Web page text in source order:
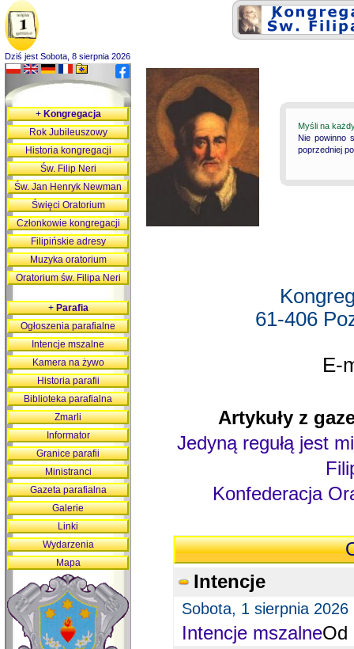
Dziś jest Sobota, 8 sierpnia 2026
Myśli na
Nie powinno
poprzedniej
61-406
E-
Artykuły z
Jedyną regułą jest
Konfederacja
Intencje
Sobota, 1 sierpnia 2026
Intencje mszalneOd
+Kongregacja
Rok Jubileuszowy
Historia kongregacji
Św. Filip Neri
Św. Jan Henryk Newman
Święci Oratorium
Członkowie kongregacji
Filipińskie adresy
Muzyka oratorium
Oratorium św. Filipa Neri
+Parafia
Ogłoszenia parafialne
Intencje mszalne
Kamera na żywo
Historia parafii
Biblioteka parafialna
Zmarli
Informator
Granice parafii
Ministranci
Gazeta parafialna
Galerie
Linki
Wydarzenia
Mapa